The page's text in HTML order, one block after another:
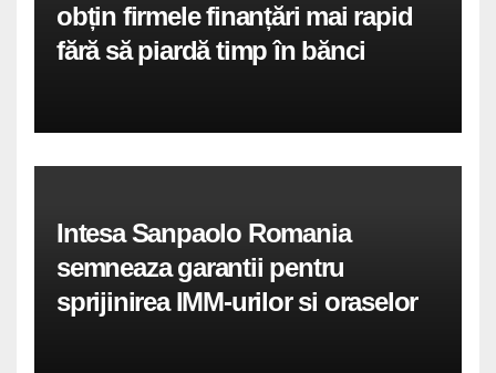
obțin firmele finanțări mai rapid
fără să piardă timp în bănci
Intesa Sanpaolo Romania
semneaza garantii pentru
sprijinirea IMM-urilor si oraselor